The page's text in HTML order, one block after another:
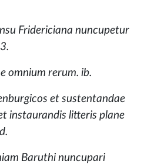
Fridericiana nuncupetur
omnium rerum. ib.
et sustentandae
instaurandis litteris plane
Baruthi nuncupari